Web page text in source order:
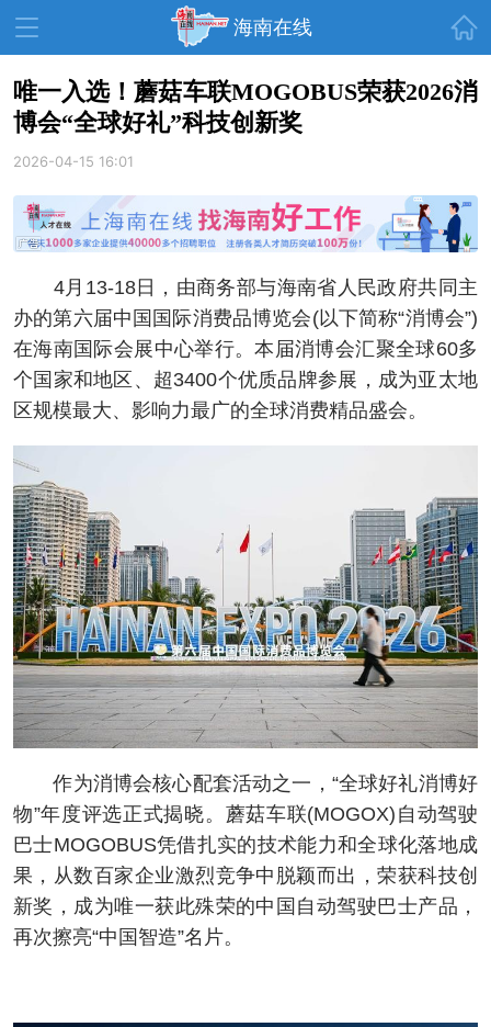
海南在线
资讯中心 热点 旅游
教育 健康 房产
生活 演出 活动
展会 走读海南 周末去哪儿
人才在线 天涯企服
唯一入选！蘑菇车联MOGOBUS荣获2026消
博会“全球好礼”科技创新奖
2026-04-15 16:01
4月13-18日，由商务部与海南省人民政府共同主
办的第六届中国国际消费品博览会(以下简称“消博会”)
在海南国际会展中心举行。本届消博会汇聚全球60多
个国家和地区、超3400个优质品牌参展，成为亚太地
区规模最大、影响力最广的全球消费精品盛会。
作为消博会核心配套活动之一，“全球好礼消博好
物”年度评选正式揭晓。蘑菇车联(MOGOX)自动驾驶
巴士MOGOBUS凭借扎实的技术能力和全球化落地成
果，从数百家企业激烈竞争中脱颖而出，荣获科技创
新奖，成为唯一获此殊荣的中国自动驾驶巴士产品，
再次擦亮“中国智造”名片。